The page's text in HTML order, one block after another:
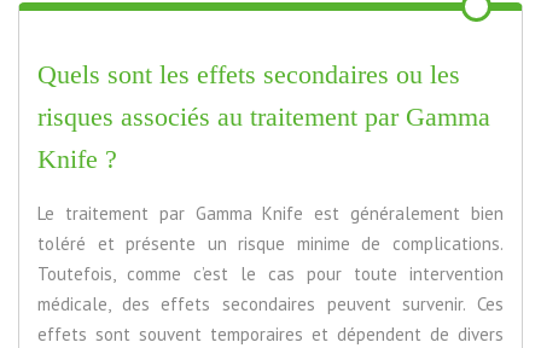
Quels sont les effets secondaires ou les
risques associés au traitement par Gamma
Knife ?
Le traitement par Gamma Knife est généralement bien
toléré et présente un risque minime de complications.
Toutefois, comme c’est le cas pour toute intervention
médicale, des effets secondaires peuvent survenir. Ces
effets sont souvent temporaires et dépendent de divers